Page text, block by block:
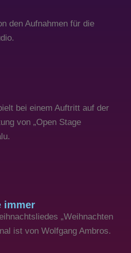
den Aufnahmen für die
bei einem Auftritt auf der
von „Open Stage
immer
„Weihnachten
ist von Wolfgang Ambros.